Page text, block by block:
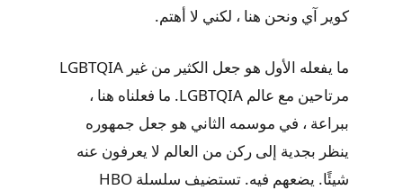
كوير آي ونحن هنا ، لكني لا أهتم.
ما يفعله الأول هو جعل الكثير من غير LGBTQIA
مرتاحين مع عالم LGBTQIA. ما فعلناه هنا ،
ببراعة ، في موسمه الثاني هو جعل جمهوره
ينظر بجدية إلى ركن من العالم لا يعرفون عنه
شيئًا. يضعهم فيه. تستضيف سلسلة HBO